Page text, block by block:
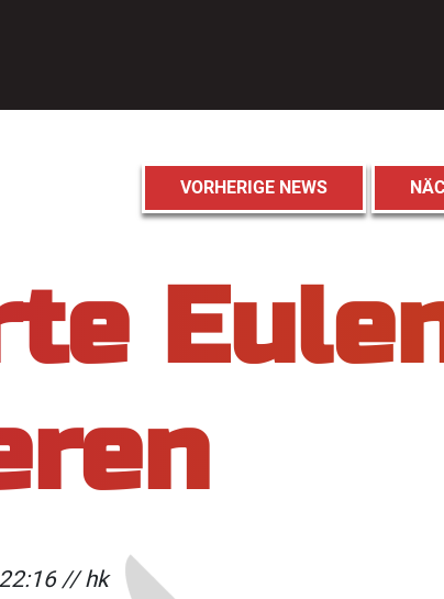
VORHERIGE NEWS
//hk